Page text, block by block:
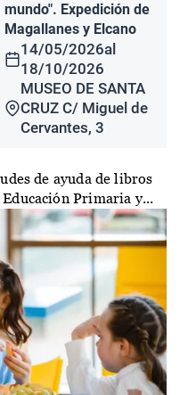
mundo". Expedición de
Magallanes y Elcano
14/05/2026al
18/10/2026
MUSEO DE SANTA
CRUZ C/ Miguel de
Cervantes, 3
de ayuda de libros
Primaria y...